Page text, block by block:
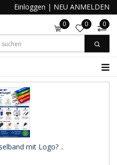
Einloggen | NEU ANMELDEN
0 0 0
mit Logo? ..